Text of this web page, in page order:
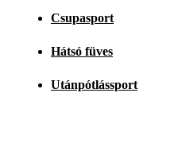
Csupasport
Hátsó füves
Utánpótlássport